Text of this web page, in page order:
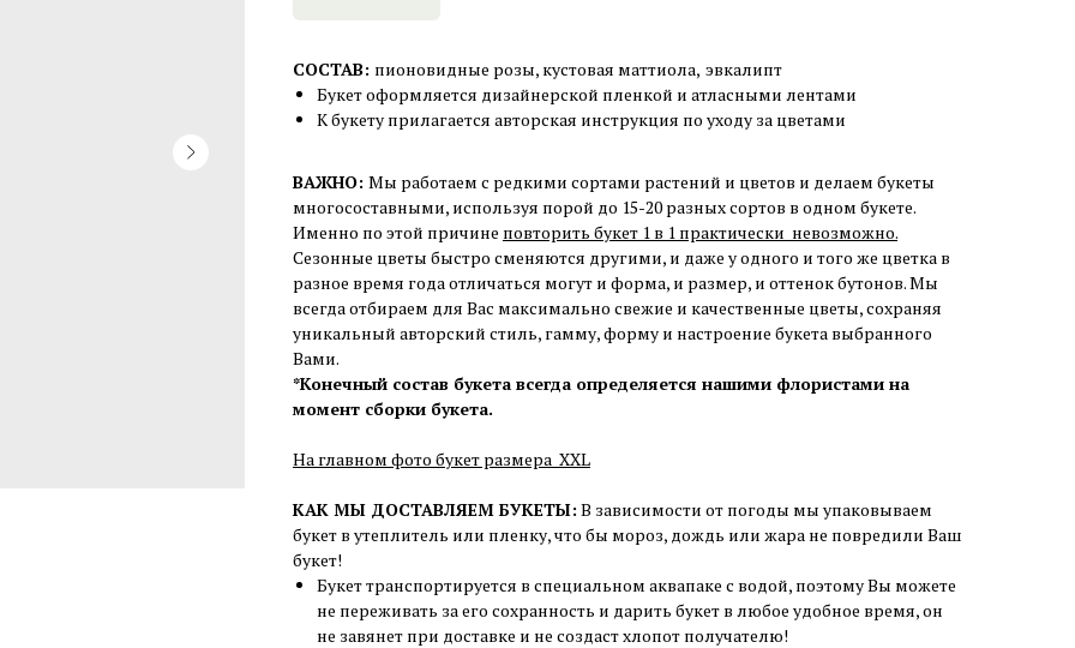
СОСТАВ: пионовидные розы, кустовая маттиола, эвкалипт
Букет оформляется дизайнерской пленкой и атласными лентами
К букету прилагается авторская инструкция по уходу за цветами
ВАЖНО: Мы работаем с редкими сортами растений и цветов и делаем букеты
многосоставными, используя порой до 15-20 разных сортов в одном букете.
Именно по этой причине повторить букет 1 в 1 практически невозможно.
Сезонные цветы быстро сменяются другими, и даже у одного и того же цветка в
разное время года отличаться могут и форма, и размер, и оттенок бутонов. Мы
всегда отбираем для Вас максимально свежие и качественные цветы, сохраняя
уникальный авторский стиль, гамму, форму и настроение букета выбранного
Вами.
*Конечный состав букета всегда определяется нашими флористами на
момент сборки букета.
На главном фото букет размера ХXL
КАК МЫ ДОСТАВЛЯЕМ БУКЕТЫ: В зависимости от погоды мы упаковываем
букет в утеплитель или пленку, что бы мороз, дождь или жара не повредили Ваш
букет!
Букет транспортируется в специальном аквапаке с водой, поэтому Вы можете
не переживать за его сохранность и дарить букет в любое удобное время, он
не завянет при доставке и не создаст хлопот получателю!